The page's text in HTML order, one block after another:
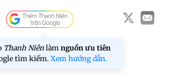
Thanh Niên làm nguồn ưu tiên
tìm kiếm.Xem hướng dẫn.